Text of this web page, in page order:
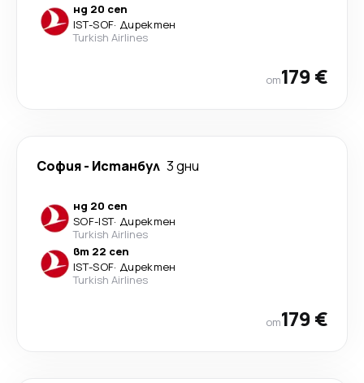
нд 20 сеп
IST-SOF· Директен
Turkish Airlines
от179 €
София- Истанбул 3 дни
нд 20 сеп
SOF-IST· Директен
Turkish Airlines
вт 22 сеп
IST-SOF· Директен
Turkish Airlines
от179 €